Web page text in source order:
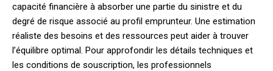
capacité financière à absorber une partie du sinistre et du
degré de risque associé au profil emprunteur. Une estimation
réaliste des besoins et des ressources peut aider à trouver
l’équilibre optimal. Pour approfondir les détails techniques et
les conditions de souscription, les professionnels